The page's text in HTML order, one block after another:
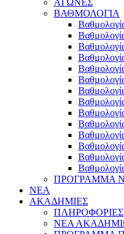
ΑΓΩΝΕΣ
ΒΑΘΜΟΛΟΓΙΑ
ΠΡΟΓΡΑΜΜΑ
ΝΕΑ
ΑΚΑΔΗΜΙΕΣ
ΠΛΗΡΟΦΟΡΙΕΣ
ΝΕΑ